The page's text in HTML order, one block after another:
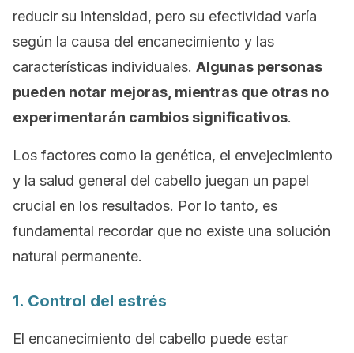
reducir su intensidad, pero su efectividad varía
según la causa del encanecimiento y las
características individuales. Algunas personas
pueden notar mejoras, mientras que otras no
experimentarán cambios significativos.
Los factores como la genética, el envejecimiento
y la salud general del cabello juegan un papel
crucial en los resultados. Por lo tanto, es
fundamental recordar que no existe una solución
natural permanente.
1. Control del estrés
El encanecimiento del cabello puede estar